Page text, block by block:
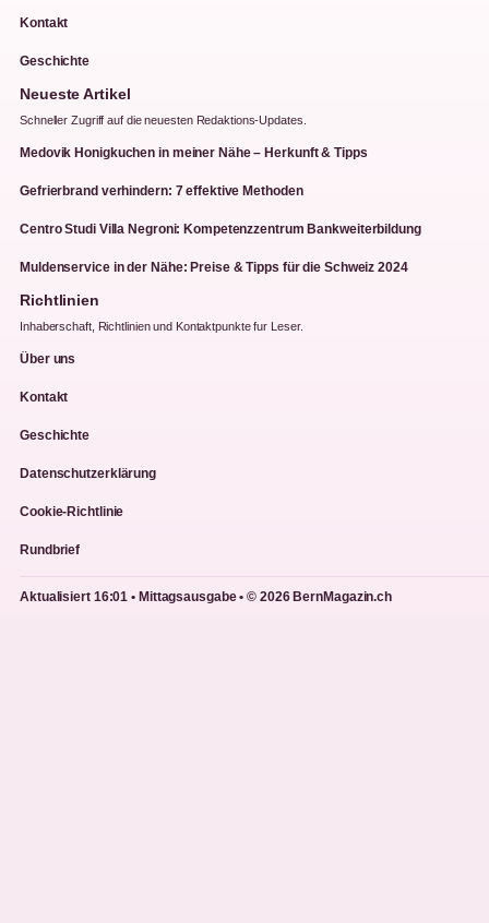
Kontakt
Geschichte
Neueste Artikel
Schneller Zugriff auf die neuesten Redaktions-Updates.
Medovik Honigkuchen in meiner Nähe – Herkunft & Tipps
Gefrierbrand verhindern: 7 effektive Methoden
Centro Studi Villa Negroni: Kompetenzzentrum Bankweiterbildung
Muldenservice in der Nähe: Preise & Tipps für die Schweiz 2024
Richtlinien
Inhaberschaft, Richtlinien und Kontaktpunkte fur Leser.
Über uns
Kontakt
Geschichte
Datenschutzerklärung
Cookie-Richtlinie
Rundbrief
Aktualisiert 16:01 • Mittagsausgabe • © 2026 BernMagazin.ch